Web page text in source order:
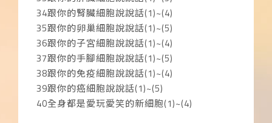
34跟你的腎臟細胞說說話(1)~(4)
35跟你的卵巢細胞說說話(1)~(5)
36跟你的子宮細胞說說話(1)~(4)
37跟你的手腳細胞說說話(1)~(5)
38跟你的免疫細胞說說話(1)~(4)
39跟你的癌細胞說說話(1)~(5)
40全身都是愛玩愛笑的新細胞(1)~(4)